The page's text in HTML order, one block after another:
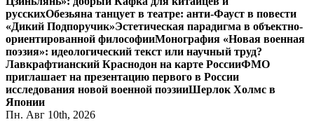
русскихОбезьяна танцует в театре: анти-Фауст в повести
«Дикий Подпоручик»Эстетическая парадигма в объектно-
ориентированной философииМонография «Новая военная
поэзия»: идеологический текст или научный труд?
Лавкрафтианский Краснодон на карте РоссииФМО
приглашает на презентацию первого в России
исследования новой военной поэзииШерлок Холмс в
Японии
Пн. Авг 10th, 2026